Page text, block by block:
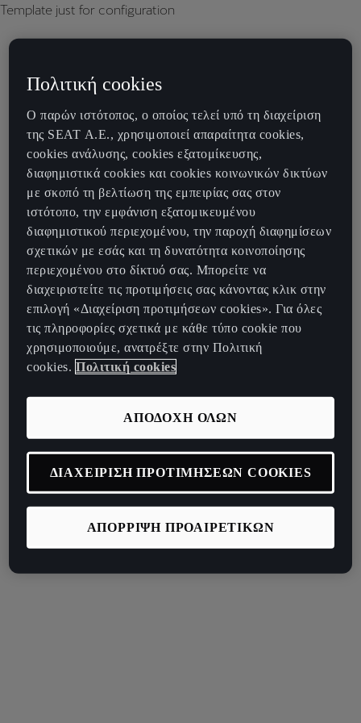
Template just for configuration
Πολιτική cookies
Ο παρών ιστότοπος, ο οποίος τελεί υπό τη διαχείριση
της SEAT Α.Ε., χρησιμοποιεί απαραίτητα cookies,
cookies ανάλυσης, cookies εξατομίκευσης,
διαφημιστικά cookies και cookies κοινωνικών δικτύων
με σκοπό τη βελτίωση της εμπειρίας σας στον
ιστότοπο, την εμφάνιση εξατομικευμένου
διαφημιστικού περιεχομένου, την παροχή διαφημίσεων
σχετικών με εσάς και τη δυνατότητα κοινοποίησης
περιεχομένου στο δίκτυό σας. Μπορείτε να
διαχειριστείτε τις προτιμήσεις σας κάνοντας κλικ στην
επιλογή «Διαχείριση προτιμήσεων cookies». Για όλες
τις πληροφορίες σχετικά με κάθε τύπο cookie που
χρησιμοποιούμε, ανατρέξτε στην Πολιτική
cookies. Πολιτική cookies
ΑΠΟΡΡΙΨΗ ΠΡΟΑΙΡΕΤΙΚΩΝ
ΑΠΟΔΟΧΗ ΟΛΩΝ
ΔΙΑΧΕΙΡΙΣΗ ΠΡΟΤΙΜΗΣΕΩΝ COOKIES